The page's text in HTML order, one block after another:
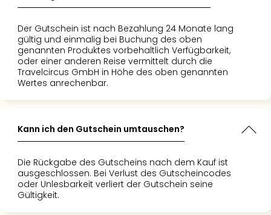
Der Gutschein ist nach Bezahlung 24 Monate lang
gültig und einmalig bei Buchung des oben
genannten Produktes vorbehaltlich Verfügbarkeit,
oder einer anderen Reise vermittelt durch die
Travelcircus GmbH in Höhe des oben genannten
Wertes anrechenbar.
Kann ich den Gutschein umtauschen?
Die Rückgabe des Gutscheins nach dem Kauf ist
ausgeschlossen. Bei Verlust des Gutscheincodes
oder Unlesbarkeit verliert der Gutschein seine
Gültigkeit.